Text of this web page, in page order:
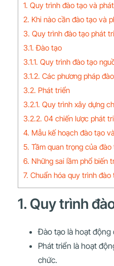
1. Quy trình đào tạo và
2. Khi nào cần đào tạo và
3. Quy trình đào tạo phát
3.1. Đào tạo
3.1.1. Quy trình đào tạo
3.1.2. Các phương pháp
3.2. Phát triển
3.2.1. Quy trình xây dựng
3.2.2. 04 chiến lược phát
4. Mẫu kế hoạch đào tạo
5. Tầm quan trọng của
6. Những sai lầm phổ biến
7. Chuẩn hóa quy trình
1. Quy trình
Đào tạo là hoạt
Phát triển là hoạt
chức.